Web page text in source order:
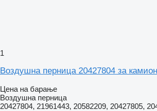
1
Воздушна перница 20427804 за
Цена на барање
Воздушна перница
20427804, 21961443, 20582209, 20427805,